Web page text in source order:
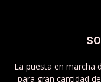
La puesta en marcha
para gran cantidad